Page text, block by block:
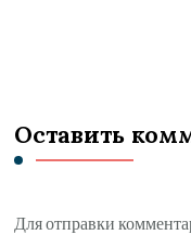
Оставить
Для отправки